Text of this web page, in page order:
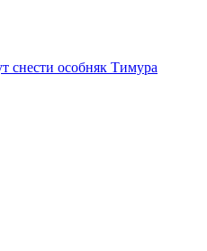
снести особняк Тимура